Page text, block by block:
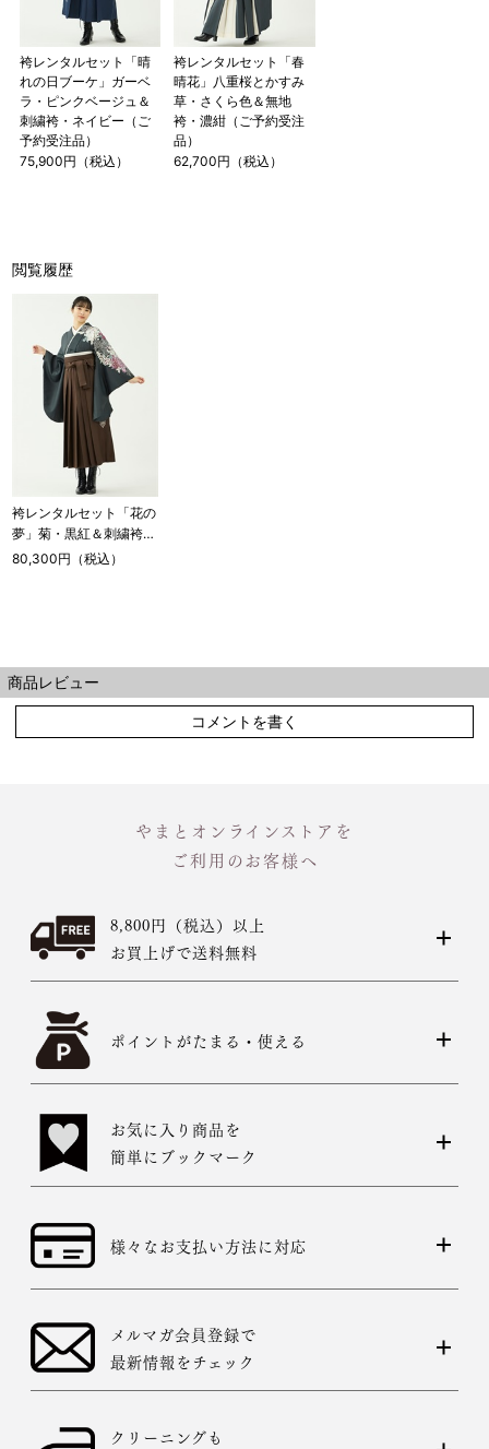
袴レンタルセット「晴
れの日ブーケ」ガーベ
ラ・ピンクベージュ＆
刺繍袴・ネイビー（ご
予約受注品）
75,900円（税込）
袴レンタルセット「春
晴花」八重桜とかすみ
草・さくら色＆無地
袴・濃紺（ご予約受注
品）
62,700円（税込）
閲覧履歴
袴レンタルセット「花の
夢」菊・黒紅＆刺繍袴・
茶（ご予約受注品）
80,300円（税込）
商品レビュー
コメントを書く
やまとオンラインストアを
ご利用のお客様へ
8,800円（税込）以上
お買上げで送料無料
ポイントがたまる・使える
お気に入り商品を
簡単にブックマーク
様々なお支払い方法に対応
メルマガ会員登録で
最新情報をチェック
クリーニングも